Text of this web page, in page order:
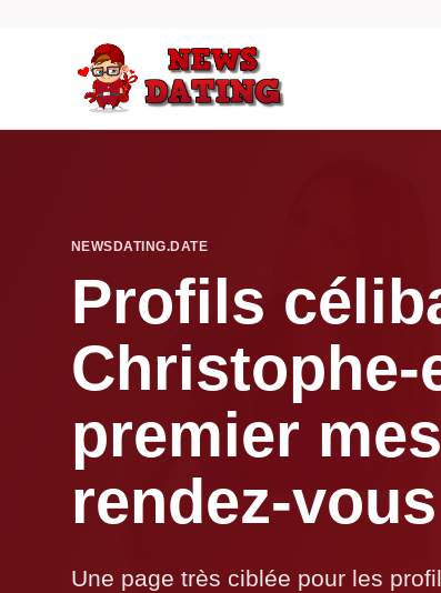
NEWSDATING.DATE
Profils
Christophe-
premier
rendez-vous
Une page très ciblée pour les